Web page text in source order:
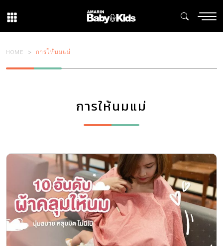
HOME การให้นมแม่
การให้นมแม่